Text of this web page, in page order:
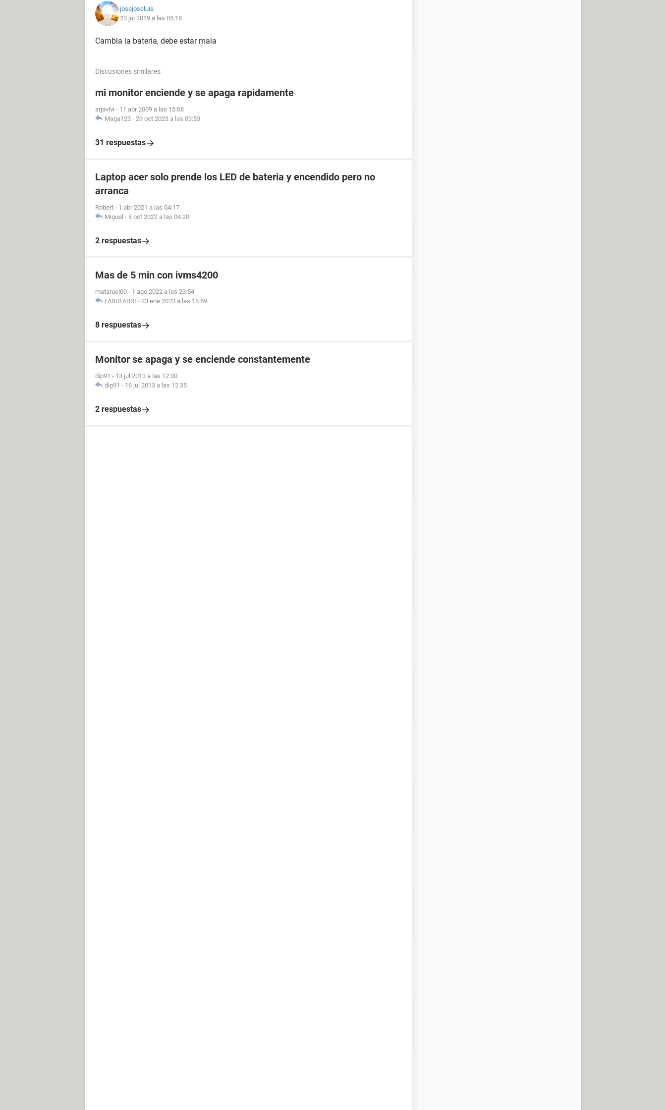
josejoseluis
23 jul 2019 a las 05:18
Cambia la bateria, debe estar mala
Discusiones similares
mi monitor enciende y se apaga rapidamente
arjavivi - 11 abr 2009 a las 15:08
Maga123 - 29 oct 2023 a las 03:53
31 respuestas
Laptop acer solo prende los LED de bateria y encendido pero no
arranca
Robert - 1 abr 2021 a las 04:17
Miguel - 8 oct 2022 a las 04:20
2 respuestas
Mas de 5 min con ivms4200
matarael00 - 1 ago 2022 a las 23:54
FABUFABRI - 23 ene 2023 a las 18:59
8 respuestas
Monitor se apaga y se enciende constantemente
dip91 - 13 jul 2013 a las 12:00
dip91 - 16 jul 2013 a las 12:35
2 respuestas